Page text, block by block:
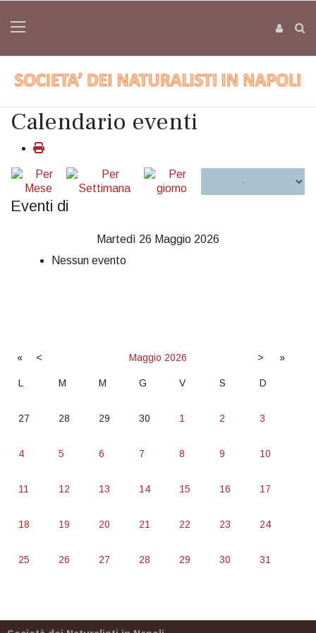
Calendario eventi
Eventi di
Martedì 26 Maggio 2026
Nessun evento
« < Maggio 2026 > »
L M M G V S D
27 28 29 30 1 2 3
4 5 6 7 8 9 10
11 12 13 14 15 16 17
18 19 20 21 22 23 24
25 26 27 28 29 30 31